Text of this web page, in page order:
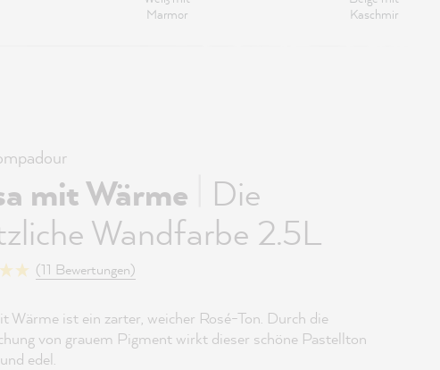
Marmor
Kaschmir
mit Wärme Die
Wandfarbe 2.5L
(11 Bewertungen)
Wärme ist ein zarter, weicher Rosé-Ton. Durch die
von grauem Pigment wirkt dieser schöne Pastellton
edel.